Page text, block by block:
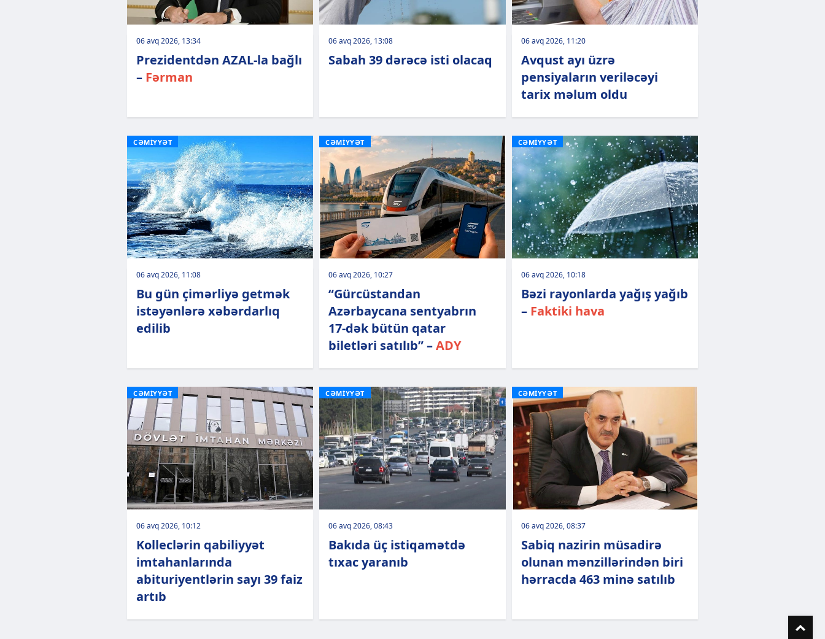
06 avq 2026, 13:34
Prezidentdən AZAL-la bağlı
– Fərman
06 avq 2026, 13:08
Sabah 39 dərəcə isti olacaq
06 avq 2026, 11:20
Avqust ayı üzrə
pensiyaların veriləcəyi
tarix məlum oldu
CƏMİYYƏT
06 avq 2026, 11:08
Bu gün çimərliyə getmək
istəyənlərə xəbərdarlıq
edilib
CƏMİYYƏT
06 avq 2026, 10:27
“Gürcüstandan
Azərbaycana sentyabrın
17-dək bütün qatar
biletləri satılıb” –ADY
CƏMİYYƏT
06 avq 2026, 10:18
Bəzi rayonlarda yağış yağıb
– Faktiki hava
CƏMİYYƏT
06 avq 2026, 10:12
Kolleclərin qabiliyyət
imtahanlarında
abituriyentlərin sayı 39 faiz
artıb
CƏMİYYƏT
06 avq 2026, 08:43
Bakıda üç istiqamətdə
tıxac yaranıb
CƏMİYYƏT
06 avq 2026, 08:37
Sabiq nazirin müsadirə
olunan mənzillərindən biri
hərracda 463 minə satılıb